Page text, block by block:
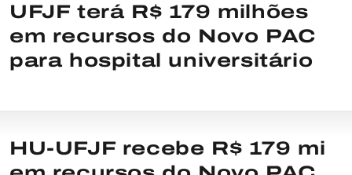
UFJF terá R$ 179 milhões
em recursos do Novo PAC
para hospital universitário
HU-UFJF recebe R$ 179 mi